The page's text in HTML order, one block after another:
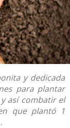
y dedicada
para plantar
así combatir el
que plantó 1